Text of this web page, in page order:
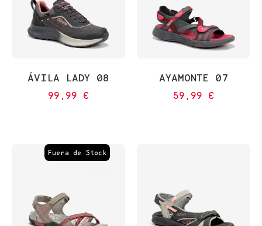
ÁVILA LADY 08
99,99 €
AYAMONTE 07
59,99 €
Fuera de Stock